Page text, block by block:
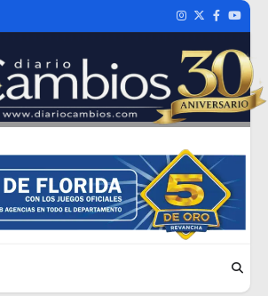
Instagram
TwitterFacebook